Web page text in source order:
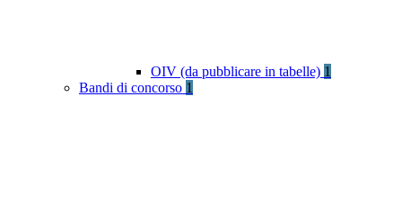
OIV (da pubblicare in tabelle) 1
Bandi di concorso 1